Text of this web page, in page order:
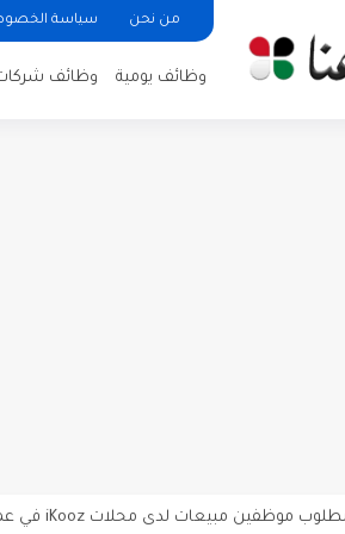
من نحن سياسة
وظائف يومية وظائف